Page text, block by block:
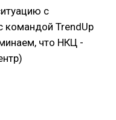
с
командой TrendUp
что НКЦ -